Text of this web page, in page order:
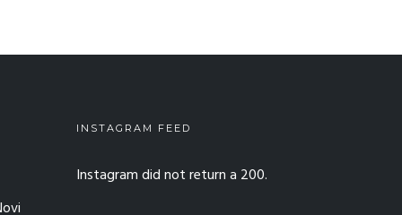
INSTAGRAM FEED
Instagram did not return a 200.